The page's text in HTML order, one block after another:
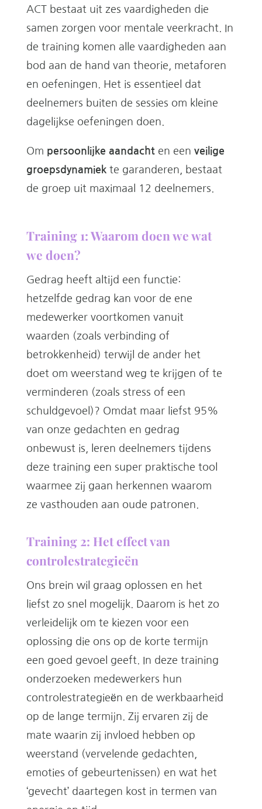
ACT bestaat uit zes vaardigheden die
samen zorgen voor mentale veerkracht. In
de training komen alle vaardigheden aan
bod aan de hand van theorie, metaforen
en oefeningen. Het is essentieel dat
deelnemers buiten de sessies om kleine
dagelijkse oefeningen doen.
Om persoonlijke aandacht en een veilige
groepsdynamiekte garanderen, bestaat
de groep uit maximaal 12 deelnemers.
Training 1: Waarom doen we wat
we doen?
Gedrag heeft altijd een functie:
hetzelfde gedrag kan voor de ene
medewerker voortkomen vanuit
waarden (zoals verbinding of
betrokkenheid) terwijl de ander het
doet om weerstand weg te krijgen of te
verminderen (zoals stress of een
schuldgevoel)? Omdat maar liefst 95%
van onze gedachten en gedrag
onbewust is, leren deelnemers tijdens
deze training een super praktische tool
waarmee zij gaan herkennen waarom
ze vasthouden aan oude patronen.
Training 2: Het effect van
controlestrategieën
Ons brein wil graag oplossen en het
liefst zo snel mogelijk. Daarom is het zo
verleidelijk om te kiezen voor een
oplossing die ons op de korte termijn
een goed gevoel geeft. In deze training
onderzoeken medewerkers hun
controlestrategieën en de werkbaarheid
op de lange termijn. Zij ervaren zij de
mate waarin zij invloed hebben op
weerstand (vervelende gedachten,
emoties of gebeurtenissen) en wat het
‘gevecht’ daartegen kost in termen van